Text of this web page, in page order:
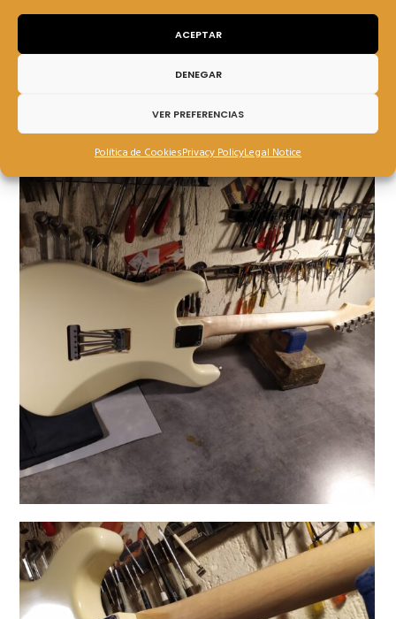
ACEPTAR
DENEGAR
VER PREFERENCIAS
Política de CookiesPrivacy PolicyLegal Notice